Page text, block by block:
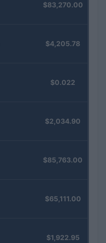
$83,270.00
$4,205.78
$0.022
$2,034.90
$85,763.00
$65,111.00
$1,922.95